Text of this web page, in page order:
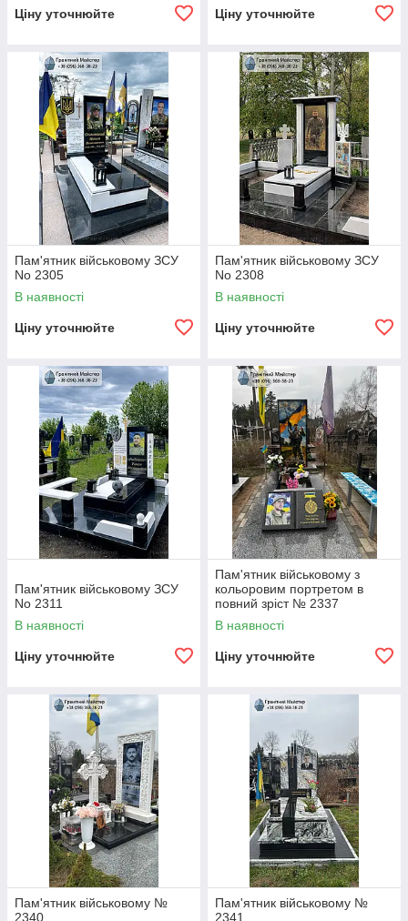
Ціну уточнюйте Ціну уточнюйте
Пам'ятник військовому ЗСУ
No 2305
В наявності
Ціну уточнюйте
Пам'ятник військовому ЗСУ
No 2308
В наявності
Ціну уточнюйте
Пам'ятник військовому ЗСУ
No 2311
В наявності
Ціну уточнюйте
Пам'ятник військовому з
кольоровим портретом в
повний зріст № 2337
В наявності
Ціну уточнюйте
Пам'ятник військовому №
2340
Пам'ятник військовому №
2341